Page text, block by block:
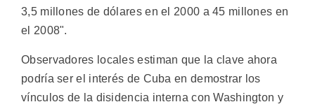
3,5 millones de dólares en el 2000 a 45 millones en
el 2008".
Observadores locales estiman que la clave ahora
podría ser el interés de Cuba en demostrar los
vínculos de la disidencia interna con Washington y